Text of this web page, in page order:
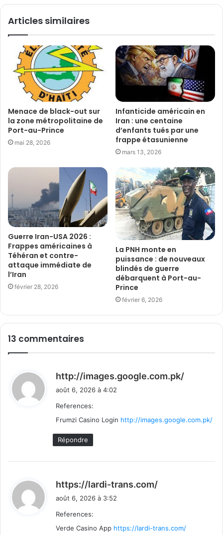
Articles similaires
Menace de black-out sur
la zone métropolitaine de
Port-au-Prince
mai 28, 2026
Infanticide américain en
Iran : une centaine
d’enfants tués par une
frappe étasunienne
mars 13, 2026
Guerre Iran-USA 2026 :
Frappes américaines à
Téhéran et contre-
attaque immédiate de
l’Iran
février 28, 2026
La PNH monte en
puissance : de nouveaux
blindés de guerre
débarquent à Port-au-
Prince
février 6, 2026
13 commentaires
http://images.google.com.pk/
:
août 6, 2026 à 4:02
References:
Frumzi Casino Login http://images.google.com.pk/
Répondre
https://lardi-trans.com/
:
août 6, 2026 à 3:52
References:
Verde Casino App https://lardi-trans.com/